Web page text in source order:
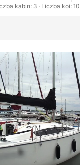
kabin: 3 · Liczba koi: 10